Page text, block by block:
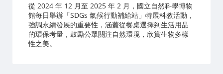
從 2024 年 12 月至 2025 年 2 月，國立自然科學博物
館每日舉辦「SDGs 氣候行動補給站」特展科教活動，
強調永續發展的重要性，涵蓋從餐桌選擇到生活用品
的環保考量，鼓勵公眾關注自然環境，欣賞生物多樣
性之美。